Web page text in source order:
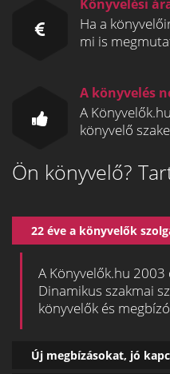
Könyvelési
Ha a
mi is
A könyvelés
A
könyvelő
Ön könyvelő?
22 éve a könyvelők
A Könyvelők.hu
Dinamikus szakmai
könyvelők és
Új megbízásokat, jó